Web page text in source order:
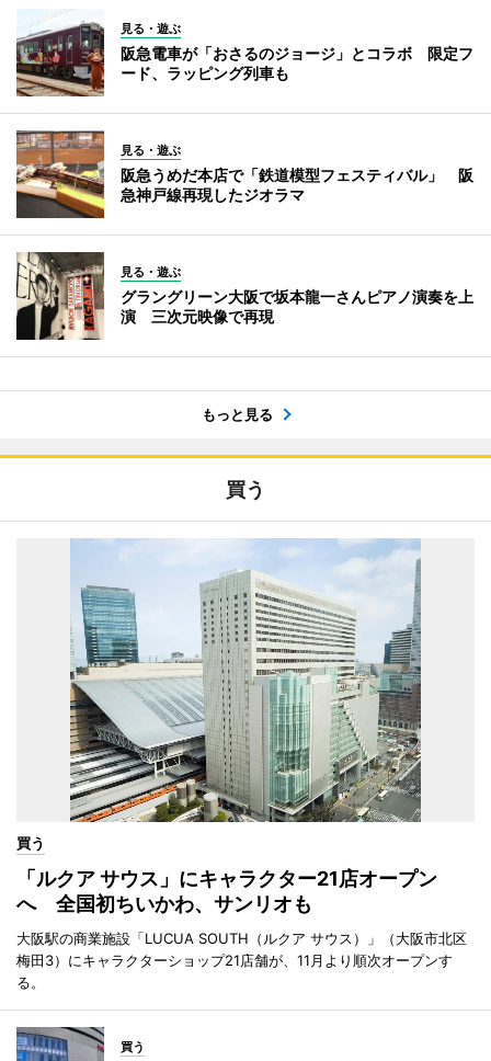
見る・遊ぶ
阪急電車が「おさるのジョージ」とコラボ 限定フ
ード、ラッピング列車も
見る・遊ぶ
阪急うめだ本店で「鉄道模型フェスティバル」 阪
急神戸線再現したジオラマ
見る・遊ぶ
グラングリーン大阪で坂本龍一さんピアノ演奏を上
演 三次元映像で再現
もっと見る
買う
買う
「ルクア サウス」にキャラクター21店オープン
へ 全国初ちいかわ、サンリオも
大阪駅の商業施設「LUCUA SOUTH（ルクア サウス）」（大阪市北区
梅田3）にキャラクターショップ21店舗が、11月より順次オープンす
る。
買う